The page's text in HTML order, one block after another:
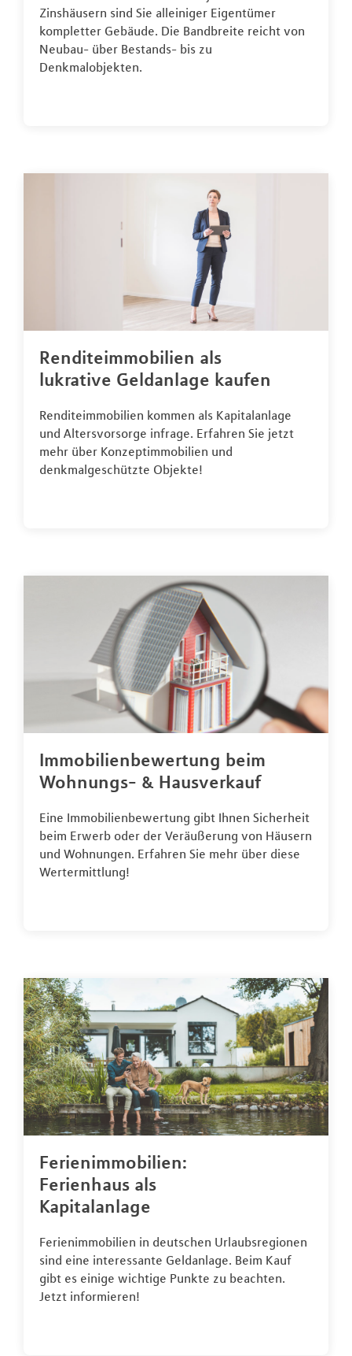
Zinshäusern sind Sie alleiniger Eigentümer
kompletter Gebäude. Die Bandbreite reicht von
Neubau- über Bestands- bis zu
Denkmalobjekten.
Renditeimmobilien als
lukrative Geldanlage kaufen
Renditeimmobilien kommen als Kapitalanlage
und Altersvorsorge infrage. Erfahren Sie jetzt
mehr über Konzeptimmobilien und
denkmalgeschützte Objekte!
Immobilienbewertung beim
Wohnungs- & Hausverkauf
Eine Immobilienbewertung gibt Ihnen Sicherheit
beim Erwerb oder der Veräußerung von Häusern
und Wohnungen. Erfahren Sie mehr über diese
Wertermittlung!
Ferienimmobilien:
Ferienhaus als
Kapitalanlage
Ferienimmobilien in deutschen Urlaubsregionen
sind eine interessante Geldanlage. Beim Kauf
gibt es einige wichtige Punkte zu beachten.
Jetzt informieren!